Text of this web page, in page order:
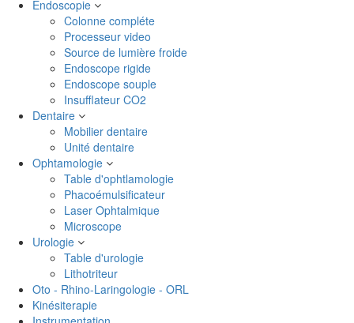
Endoscopie
Colonne compléte
Processeur video
Source de lumière froide
Endoscope rigide
Endoscope souple
Insufflateur CO2
Dentaire
Mobilier dentaire
Unité dentaire
Ophtamologie
Table d'ophtlamologie
Phacoémulsificateur
Laser Ophtalmique
Microscope
Urologie
Table d'urologie
Lithotriteur
Oto - Rhino-Laringologie - ORL
Kinésiterapie